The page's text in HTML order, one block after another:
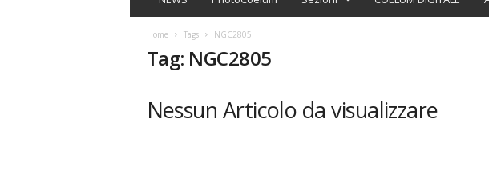
t
Home Tags NGC2805
Tag: NGC2805
Nessun Articolo da visualizzare